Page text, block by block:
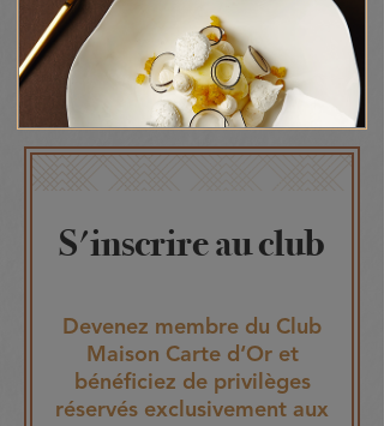
contenu
S'inscrire au club
Devenez membre du Club
Maison Carte d‘Or et
bénéficiez de privilèges
réservés exclusivement aux